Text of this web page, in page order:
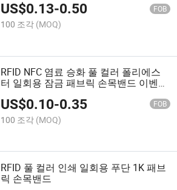
US$0.13-0.50 FOB
100 조각 (MOQ)
RFID NFC 염료 승화 풀 컬러 폴리에스
터 일회용 잠금 패브릭 손목밴드 이벤트
US$0.10-0.35 FOB
100 조각 (MOQ)
RFID 풀 컬러 인쇄 일회용 푸단 1K 패브
릭 손목밴드